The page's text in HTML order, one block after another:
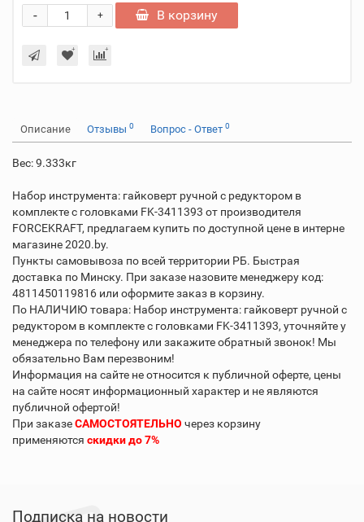
+
- В корзину
Описание Отзывы 0 Вопрос - Ответ 0
Вес: 9.333кг
Набор инструмента: гайковерт ручной с редуктором в
комплекте с головками FK-3411393 от производителя
FORCEKRAFT, предлагаем купить по доступной цене в интерне
магазине 2020.by.
Пункты самовывоза по всей территории РБ. Быстрая
доставка по Минску. При заказе назовите менеджеру код:
4811450119816 или оформите заказ в корзину.
По НАЛИЧИЮ товара: Набор инструмента: гайковерт ручной с
редуктором в комплекте с головками FK-3411393, уточняйте у
менеджера по телефону или закажите обратный звонок! Мы
обязательно Вам перезвоним!
Информация на сайте не относится к публичной оферте, цены
на сайте носят информационный характер и не являются
публичной офертой!
При заказеСАМОСТОЯТЕЛЬНО через корзину
применяются скидки до 7%
Подписка на новости